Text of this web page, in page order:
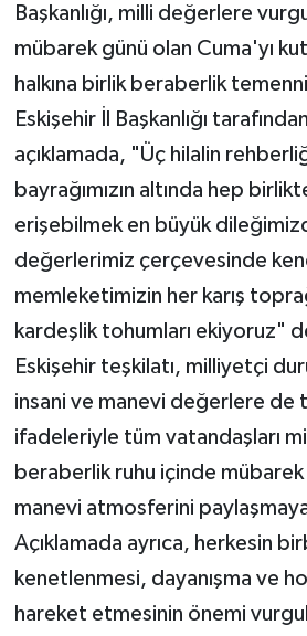
Başkanlığı, milli değerlere
mübarek günü olan Cuma'yı
halkına birlik beraberlik
Eskişehir İl Başkanlığı
açıklamada, "Üç hilalin
bayrağımızın altında hep
erişebilmek en büyük
değerlerimiz çerçevesinde
memleketimizin her karış
kardeşlik tohumları ekiyoruz"
Eskişehir teşkilatı, milliyetçi
insani ve manevi değerlere de
ifadeleriyle tüm vatandaşları
beraberlik ruhu içinde mübarek
manevi atmosferini
Açıklamada ayrıca, herkesin
kenetlenmesi, dayanışma ve
hareket etmesinin önemi